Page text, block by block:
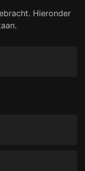
Hieronder